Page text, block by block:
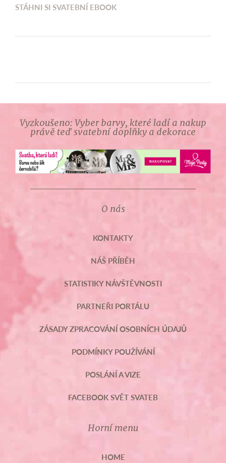
STÁHNI SI SVATEBNÍ EBOOK
Vyzkoušeno: Vyber barvy, které ladí a nakup
právě teď svatební doplňky a dekorace
O nás
KONTAKTY
NÁŠ PŘÍBĚH
STATISTIKY NÁVŠTĚVNOSTI
PARTNEŘI PORTÁLU
ZÁSADY ZPRACOVÁNÍ OSOBNÍCH ÚDAJŮ
PODMÍNKY POUŽÍVÁNÍ
POSLÁNÍ A VIZE
FACEBOOK SVĚT SVATEB
Horní menu
HOME